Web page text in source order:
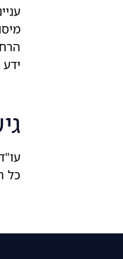
כל